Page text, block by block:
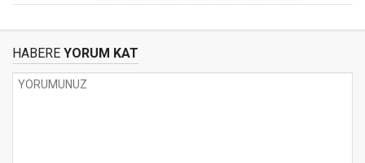
HABERE YORUM KAT